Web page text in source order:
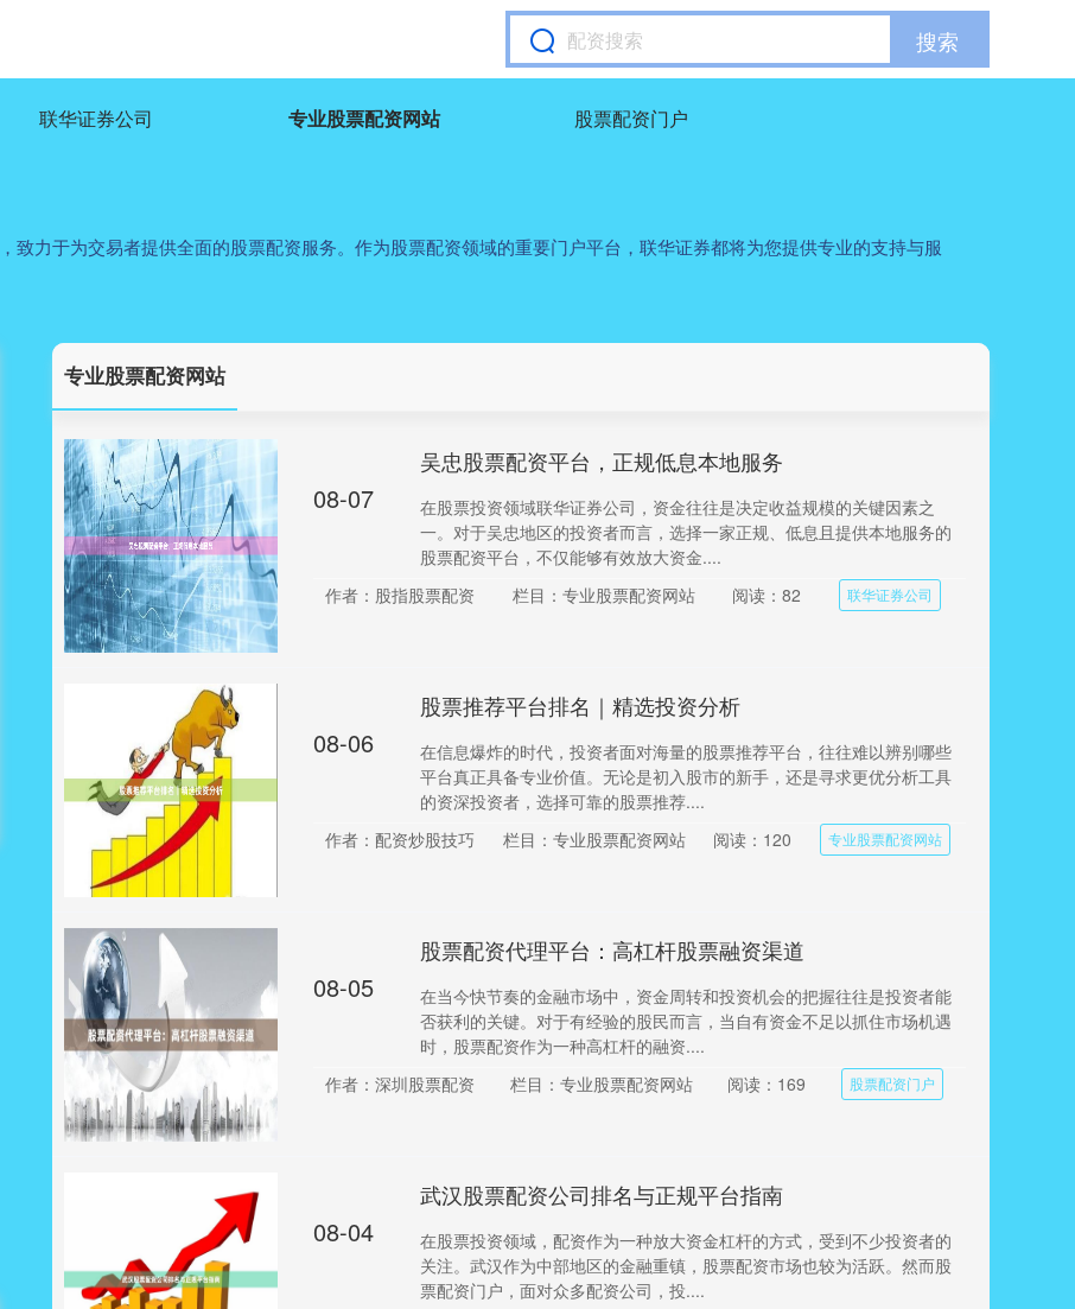
搜索
联华证券公司 专业股票配资网站 股票配资门户
致力于为交易者提供全面的股票配资服务。作为股票配资领域的重要门户平台，联华证券都将为您提供专业的支持与服
专业股票配资网站
08-07
吴忠股票配资平台，正规低息本地服务
在股票投资领域联华证券公司，资金往往是决定收益规模的关键因素之
一。对于吴忠地区的投资者而言，选择一家正规、低息且提供本地服务的
股票配资平台，不仅能够有效放大资金....
作者：股指股票配资
栏目：专业股票配资网站 阅读：82 联华证券公司
08-06
股票推荐平台排名｜精选投资分析
在信息爆炸的时代，投资者面对海量的股票推荐平台，往往难以辨别哪些
平台真正具备专业价值。无论是初入股市的新手，还是寻求更优分析工具
的资深投资者，选择可靠的股票推荐....
作者：配资炒股技巧
栏目：专业股票配资网站 阅读：120 专业股票配资网站
08-05
股票配资代理平台：高杠杆股票融资渠道
在当今快节奏的金融市场中，资金周转和投资机会的把握往往是投资者能
否获利的关键。对于有经验的股民而言，当自有资金不足以抓住市场机遇
时，股票配资作为一种高杠杆的融资....
作者：深圳股票配资
栏目：专业股票配资网站 阅读：169 股票配资门户
08-04
武汉股票配资公司排名与正规平台指南
在股票投资领域，配资作为一种放大资金杠杆的方式，受到不少投资者的
关注。武汉作为中部地区的金融重镇，股票配资市场也较为活跃。然而股
票配资门户，面对众多配资公司，投....